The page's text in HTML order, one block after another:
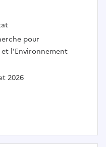
pour
l'Environnement
2026
ère Ovin